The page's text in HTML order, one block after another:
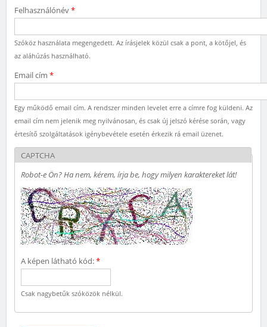
Felhasználónév*
Szóköz használata megengedett. Az írásjelek közül csak a pont, a kötőjel, és
az aláhúzás használható.
Email cím *
Egy működő email cím. A rendszer minden levelet erre a címre fog küldeni. Az
email cím nem jelenik meg nyilvánosan, és csak új jelszó kérése során, vagy
értesítő szolgáltatások igénybevétele esetén érkezik rá email üzenet.
CAPTCHA
Robot-e Ön? Ha nem, kérem, írja be, hogy milyen karaktereket lát!
A képen látható kód:*
Csak nagybetűk szóközök nélkül.